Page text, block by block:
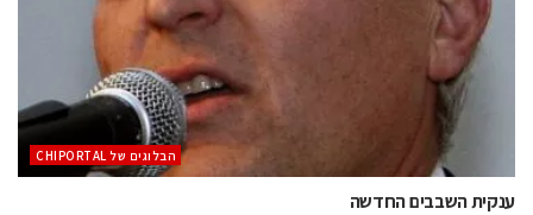
הבלוגים של CHIPORTAL
ענקית השבבים החדשה